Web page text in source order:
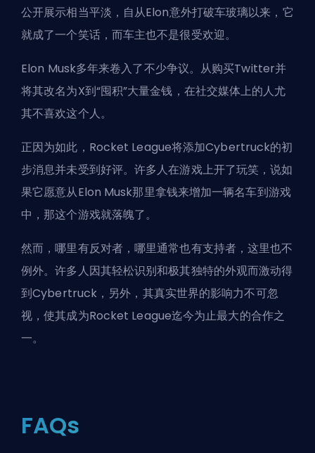
公开展示相当平淡，自从Elon意外打破车玻璃以来，它
就成了一个笑话，而车主也不是很受欢迎。
Elon Musk多年来卷入了不少争议。从购买Twitter并
将其改名为X到“囤积”大量金钱，在社交媒体上的人尤
其不喜欢这个人。
正因为如此，Rocket League将添加Cybertruck的初
步消息并未受到好评。许多人在游戏上开了玩笑，说如
果它愿意从Elon Musk那里拿钱来增加一辆名车到游戏
中，那这个游戏就落魄了。
然而，哪里有反对者，哪里通常也有支持者，这里也不
例外。许多人因其轻松识别和极其独特的外观而激动得
到Cybertruck，另外，其真实世界的影响力不可忽
视，使其成为Rocket League迄今为止最大的合作之
一。
FAQs